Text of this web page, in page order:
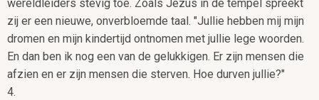
wereldleiders stevig toe. Zoals Jezus in de tempel spreekt
zij er een nieuwe, onverbloemde taal. "Jullie hebben mij mijn
dromen en mijn kindertijd ontnomen met jullie lege woorden.
En dan ben ik nog een van de gelukkigen. Er zijn mensen die
afzien en er zijn mensen die sterven. Hoe durven jullie?"
4.